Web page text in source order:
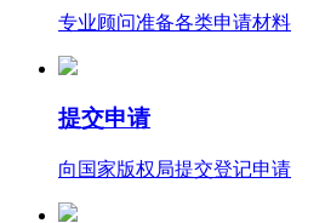
专业顾问准备各类申请材料
提交申请
向国家版权局提交登记申请